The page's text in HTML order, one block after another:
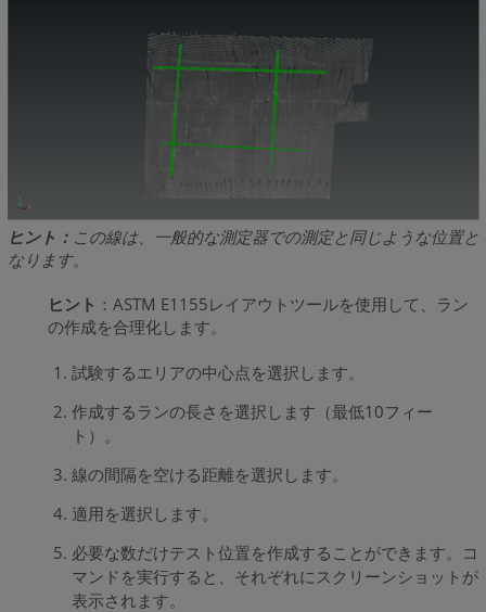
ヒント： この線は、一般的な測定器での測定と同じような位置と
なります。
ヒント ：ASTM E1155レイアウトツールを使用して、ラン
の作成を合理化します。
試験するエリアの中心点を選択します。
作成するランの長さを選択します（最低10フィー
ト）。
線の間隔を空ける距離を選択します。
適用を選択します。
必要な数だけテスト位置を作成することができます。コ
マンドを実行すると、それぞれにスクリーンショットが
表示されます。